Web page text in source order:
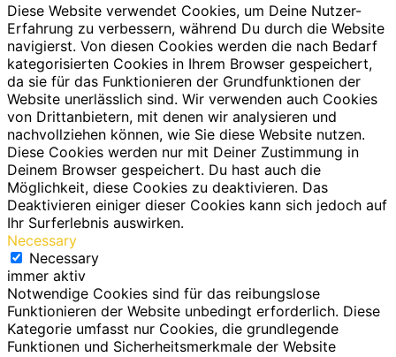
Diese Website verwendet Cookies, um Deine Nutzer-
Erfahrung zu verbessern, während Du durch die Website
navigierst. Von diesen Cookies werden die nach Bedarf
kategorisierten Cookies in Ihrem Browser gespeichert,
da sie für das Funktionieren der Grundfunktionen der
Website unerlässlich sind. Wir verwenden auch Cookies
von Drittanbietern, mit denen wir analysieren und
nachvollziehen können, wie Sie diese Website nutzen.
Diese Cookies werden nur mit Deiner Zustimmung in
Deinem Browser gespeichert. Du hast auch die
Möglichkeit, diese Cookies zu deaktivieren. Das
Deaktivieren einiger dieser Cookies kann sich jedoch auf
Ihr Surferlebnis auswirken.
Necessary
Necessary
immer aktiv
Notwendige Cookies sind für das reibungslose
Funktionieren der Website unbedingt erforderlich. Diese
Kategorie umfasst nur Cookies, die grundlegende
Funktionen und Sicherheitsmerkmale der Website